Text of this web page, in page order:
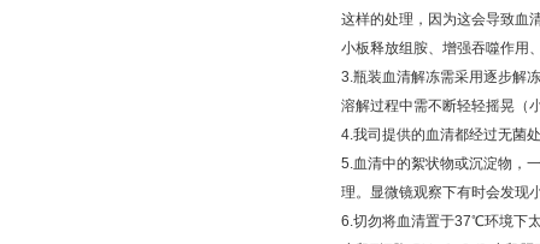
这样的处理，因为这会导致血
小板释放组胺、增强吞噬作用
3.瓶装血清解冻需采用逐步解
溶解过程中需不断轻轻摇晃（
4.我司提供的血清都经过无菌
5.血清中的絮状物或沉淀物，
理。显微镜观察下有时会发现
6.切勿将血清置于37℃环境下